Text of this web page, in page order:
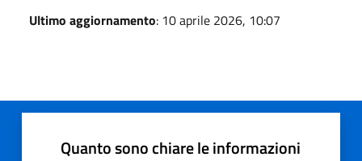
Ultimo aggiornamento: 10 aprile 2026, 10:07
Quanto sono chiare le informazioni